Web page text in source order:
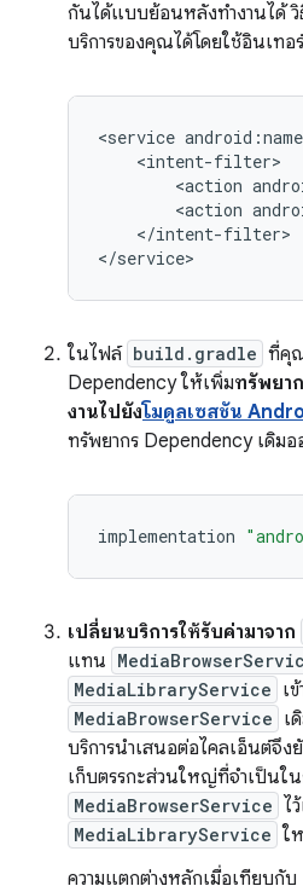
กันได้แบบย้อนหลังทำงานได้
บริการของคุณได้โดยใช้อินเทอ
<service
<action
<action
</intent-filter>
ในไฟล์ build.gradle ที่คุ
Dependency ให้เพิ่มทรัพยา
งานไปยังโมดูลเซสชัน
ทรัพยากร Dependency เดิมอ
implementation
เปลี่ยนบริการให้รับค่ามาจาก
แทน
MediaLibraryService เ
MediaBrowserService เ
บริการนำเสนอต่อไคลเอ็นต์จึ
เก็บตรรกะส่วนใหญ่ที่จำเป็นใน
MediaBrowserService ไ
MediaLibraryService ใ
ความแตกต่างหลักเมื่อเทียบกับ